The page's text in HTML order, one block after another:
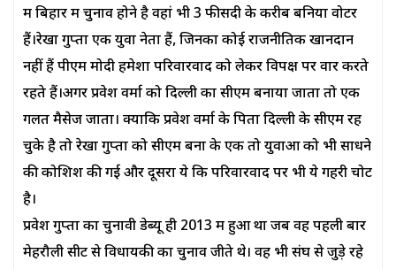
में बिहार में चुनाव होने है वहां भी 3 फीसदी के करीब बनिया वोटर
हैं।रेखा गुप्ता एक युवा नेता हैं, जिनका कोई राजनीतिक खानदान
नहीं हैं पीएम मोदी हमेशा परिवारवाद को लेकर विपक्ष पर वार करते
रहते हैं।अगर प्रवेश वर्मा को दिल्ली का सीएम बनाया जाता तो एक
गलत मैसेज जाता। क्योंकि प्रवेश वर्मा के पिता दिल्ली के सीएम रह
चुके है तो रेखा गुप्ता को सीएम बना के एक तो युवाओं को भी साधने
की कोशिश की गई और दूसरा ये कि परिवारवाद पर भी ये गहरी चोट
है।
प्रवेश गुप्ता का चुनावी डेब्यू ही 2013 में हुआ था जब वह पहली बार
मेहरौली सीट से विधायकी का चुनाव जीते थे। वह भी संघ से जुड़े रहे